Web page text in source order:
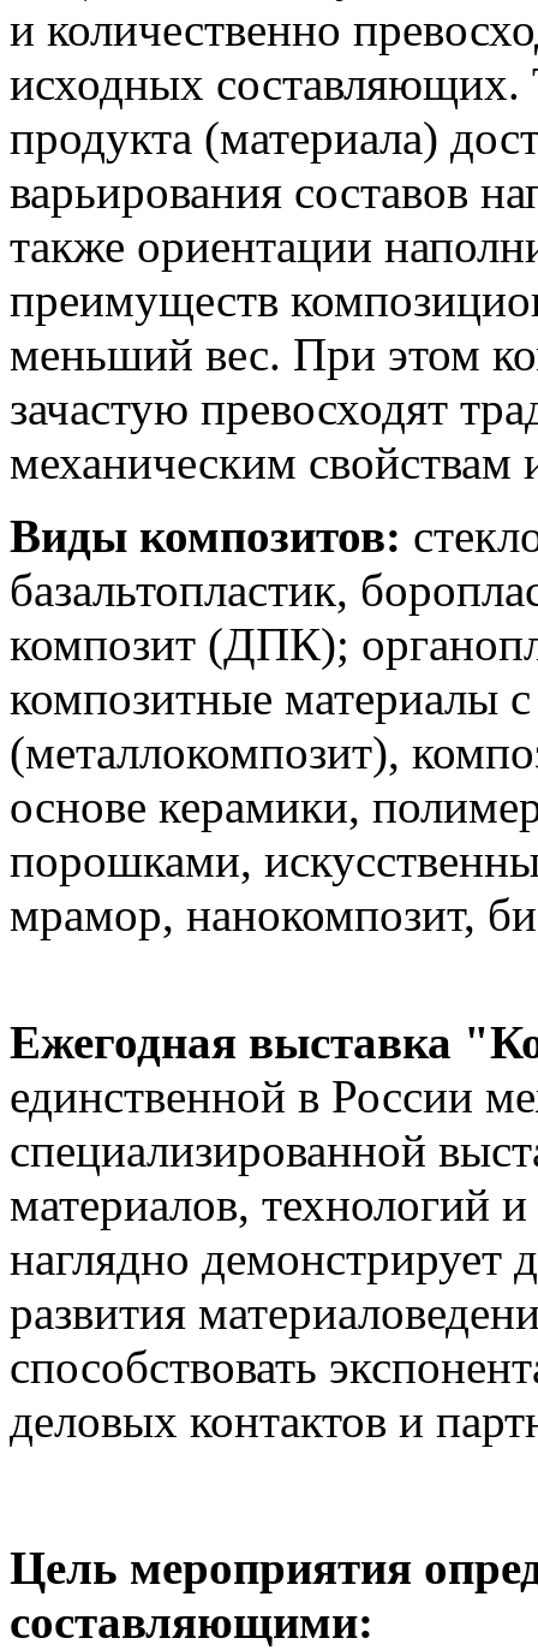
и количественно
исходных составляющих.
продукта (материала)
варьирования составов
также ориентации
преимуществ
меньший вес. При этом
зачастую превосходят
механическим свойствам
Виды композитов:
базальтопластик,
композит (ДПК);
композитные материалы
(металлокомпозит),
основе керамики,
порошками,
мрамор, нанокомпозит,
Ежегодная выставка
единственной в России
специализированной
материалов, технологий
наглядно демонстрирует
развития
способствовать
деловых контактов и
Цель мероприятия
составляющими: